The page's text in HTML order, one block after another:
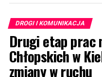
DROGI I KOMUNIKACJA
Drugi etap prac
Chłopskich w
zmiany w ruchu